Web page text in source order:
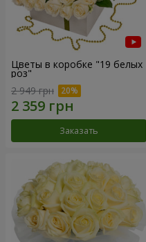
Цветы в коробке "19 белых
роз"
2 949 грн
Заказать